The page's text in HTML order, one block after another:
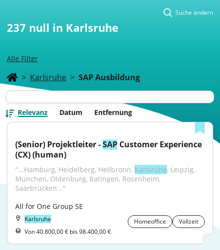
Alle Filter
Suche ändern
237 null in Karlsruhe
> Karlsruhe > SAP Ausbildung
Relevanz Datum Entfernung
(Senior) Projektleiter - SAP Customer Experience
(CX) (human)
"...Hamburg, Heidelberg, Heilbronn, Karlsruhe, Leipzig,
München, Oldenburg, Ratingen, Rosenheim,
Saarbrücken..."
All for One Group SE
Karlsruhe Homeoffice
Vollzeit
Von 40.800,00 € bis 98.400,00 €